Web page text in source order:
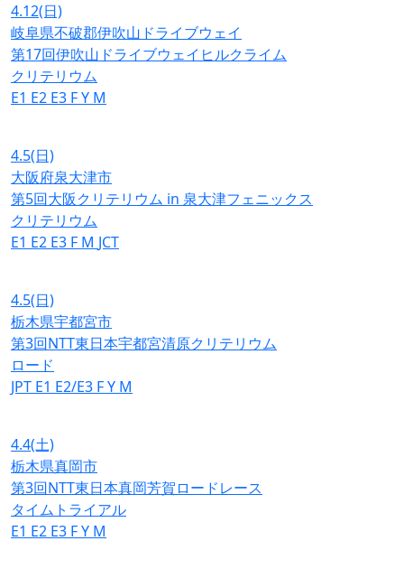
4.12(日)
岐阜県不破郡伊吹山ドライブウェイ
第17回伊吹山ドライブウェイヒルクライム
クリテリウム
E1 E2 E3 FY M
4.5(日)
大阪府泉大津市
第5回大阪クリテリウム in 泉大津フェニックス
クリテリウム
E1 E2 E3 F M JCT
4.5(日)
栃木県宇都宮市
第3回NTT東日本宇都宮清原クリテリウム
ロード
JPT E1 E2/E3 FY M
4.4(土)
栃木県真岡市
第3回NTT東日本真岡芳賀ロードレース
タイムトライアル
E1 E2 E3 FY M